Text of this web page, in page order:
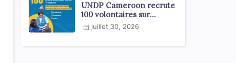
UNDP Cameroon recrute
100 volontaires sur
l'échelle du territoire
national
juillet 30, 2026